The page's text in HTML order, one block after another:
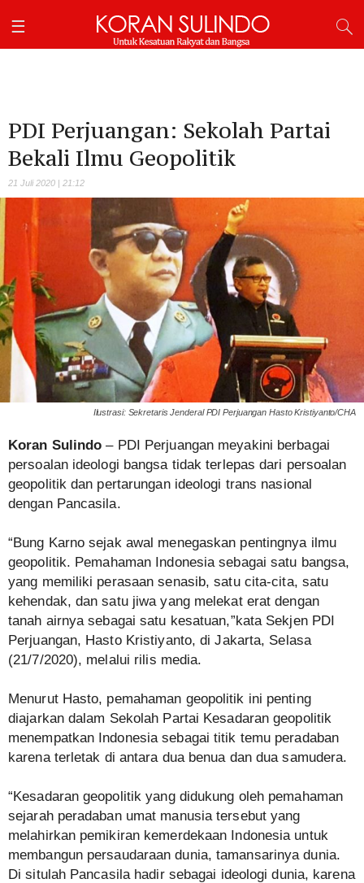
PDI Perjuangan: Sekolah Partai
Bekali Ilmu Geopolitik
21 Juli 2020 | 21:12
Ilustrasi: Sekretaris Jenderal PDI Perjuangan Hasto Kristiyanto/CHA
Koran Sulindo – PDI Perjuangan meyakini berbagai
persoalan ideologi bangsa tidak terlepas dari persoalan
geopolitik dan pertarungan ideologi trans nasional
dengan Pancasila.
“Bung Karno sejak awal menegaskan pentingnya ilmu
geopolitik. Pemahaman Indonesia sebagai satu bangsa,
yang memiliki perasaan senasib, satu cita-cita, satu
kehendak, dan satu jiwa yang melekat erat dengan
tanah airnya sebagai satu kesatuan,”kata Sekjen PDI
Perjuangan, Hasto Kristiyanto, di Jakarta, Selasa
(21/7/2020), melalui rilis media.
Menurut Hasto, pemahaman geopolitik ini penting
diajarkan dalam Sekolah Partai Kesadaran geopolitik
menempatkan Indonesia sebagai titik temu peradaban
karena terletak di antara dua benua dan dua samudera.
“Kesadaran geopolitik yang didukung oleh pemahaman
sejarah peradaban umat manusia tersebut yang
melahirkan pemikiran kemerdekaan Indonesia untuk
membangun persaudaraan dunia, tamansarinya dunia.
Di situlah Pancasila hadir sebagai ideologi dunia, karena